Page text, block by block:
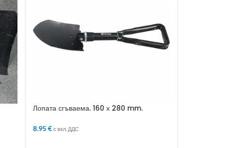
Лопата сгъваема. 160 х 280 mm.
8.95€ с вкл. ДДС